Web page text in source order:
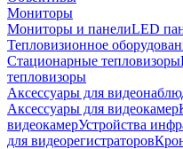
Мониторы
Мониторы и панелиLED
Тепловизионное
Стационарные тепловизоры
тепловизоры
Аксессуары для
Аксессуары для видеокамер
видеокамерУстройства
для видеорегистраторов